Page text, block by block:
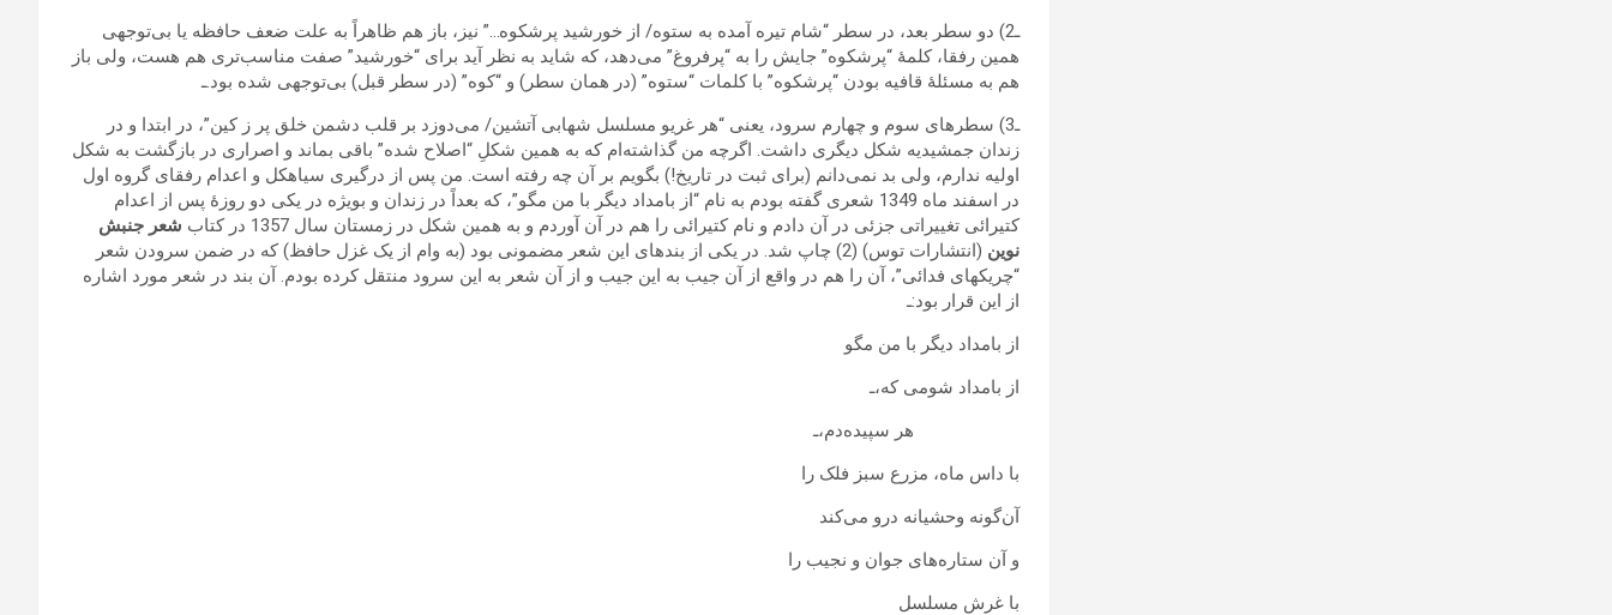
ـ2) دو سطر بعد، در سطر “شام تیره آمده به ستوه/ از خورشید پرشکوه…” نیز، باز هم ظاهراً به علت ضعف حافظه یا بی‌توجهی
همین رفقا، کلمۀ “پرشکوه” جایش‏ را به “پرفروغ” می‌دهد، که شاید به نظر آید برای “خورشید” صفت مناسب‌تری هم هست، ولی باز
هم به مسئلۀ قافیه بودن “پرشکوه” با کلمات “ستوه” (در همان سطر) و “کوه” (در سطر قبل) بی‌توجهی شده بود.ـ
ـ3) سطرهای سوم و چهارم سرود، یعنی “هر غریو مسلسل شهابی آتشین/ می‌دوزد بر قلب دشمن خلق پر ز کین”، در ابتدا و در
زندان جمشیدیه شکل دیگری داشت. اگرچه من گذاشته‌ام که به همین شکلِ “اصلاح شده” باقی بماند و اصراری در بازگشت به شکل
اولیه ندارم، ولی بد نمی‌دانم (برای ثبت در تاریخ!) بگویم بر آن چه رفته است. من پس‏ از درگیری سیاهکل و اعدام رفقای گروه اول
در اسفند ماه 1349 شعری گفته بودم به نام “از بامداد دیگر با من مگو”، که بعداً در زندان و بویژه در یکی دو روزۀ پس‏ از اعدام
کتیرائی تغییراتی جزئی در آن دادم و نام کتیرائی را هم در آن آوردم و به همین شکل در زمستان سال 1357 در کتاب
شعر جنبش‏
نوین
(انتشارات توس‏) (2) چاپ شد. در یکی از بندهای این شعر مضمونی بود (به وام از یک غزل حافظ) که در ضمن سرودن شعر
“چریکهای فدائی”، آن را هم در واقع از آن جیب به این جیب و از آن شعر به این سرود منتقل کرده بودم. آن بند در شعر مورد اشاره
از این قرار بود:ـ
از بامداد دیگر با من مگو
از بامداد شومی که،ـ
هر سپیده‌دم،ـ
با داس‏ ماه، مزرع سبز فلک را
آن‌گونه وحشیانه درو می‌کند
و آن ستاره‌های جوان و نجیب را
با غرش‏ مسلسل